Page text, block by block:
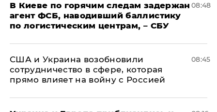
В Киеве по горячим следам задержан
агент ФСБ, наводивший баллистику
по логистическим центрам, – СБУ
08:48
США и Украина возобновили
сотрудничество в сфере, которая
прямо влияет на войну с Россией
08:45